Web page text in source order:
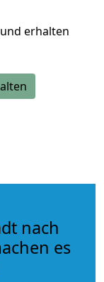
und erhalten
nach
es